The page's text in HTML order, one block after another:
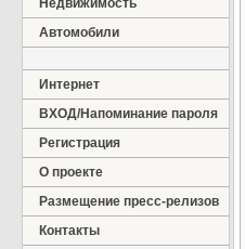
Недвижимость
Автомобили
Интернет
ВХОД/Напоминание пароля
Регистрация
О проекте
Размещение пресс-релизов
Контакты